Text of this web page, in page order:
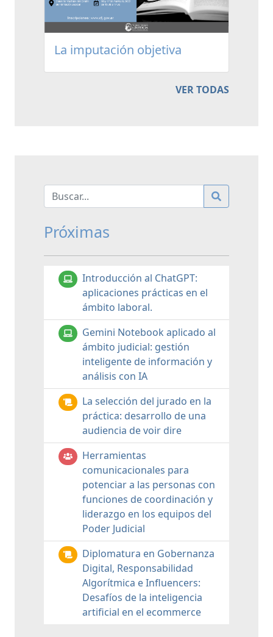
La imputación objetiva
VER TODAS
Próximas
Introducción al ChatGPT:
aplicaciones prácticas en el
ámbito laboral.
Gemini Notebook aplicado al
ámbito judicial: gestión
inteligente de información y
análisis con IA
La selección del jurado en la
práctica: desarrollo de una
audiencia de voir dire
Herramientas
comunicacionales para
potenciar a las personas con
funciones de coordinación y
liderazgo en los equipos del
Poder Judicial
Diplomatura en Gobernanza
Digital, Responsabilidad
Algorítmica e Influencers:
Desafíos de la inteligencia
artificial en el ecommerce